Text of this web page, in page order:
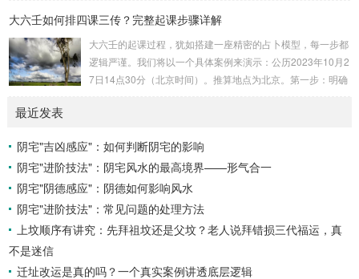
理：吉凶在于平衡与需求八字讲究五行平衡与“喜用神”。喜用
26年丙午，是火力全开的一年。因此：八字命局中“喜火”、“用
火”的人，等于得到了天地最强能量的帮助，犹如天降神助，
运势自然一飞冲天。八字命局中“忌火”的人...
大六壬如何排四课三传？完整起课步骤详解
大六壬的起课过程，犹如搭建一座精密的占卜模型，每一步都
逻辑严谨。我们将以一个具体案例来演示：公历2023年10月2
7日14点30分（北京时间）。推算地点为北京。第一步：明确
你需要：一张空白的天地盘（内含十二地支）、月将、当天日
干日支。第二步：核心步骤——排四课四课是“三传”之母，此
步必须精准。1. 定月将（布“天盘”的...
最近发表
阴宅"吉凶感应"：如何判断阴宅的影响
阴宅"进阶技法"：阴宅风水的最高境界——形气合一
阴宅"阴德感应"：阴德如何影响风水
阴宅"进阶技法"：常见问题的处理方法
上坟顺序有讲究：先拜祖坟还是父坟？老人说拜错损三代福运，真
不是迷信
迁址改运是真的吗？一个真实案例讲透底层逻辑